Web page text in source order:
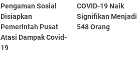
Pengaman Sosial
Disiapkan
Pemerintah Pusat
Atasi Dampak Covid-
19
COVID-19 Naik
Signifikan Menjadi
548 Orang